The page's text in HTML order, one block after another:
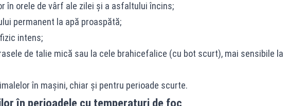
în orele de vârf ale zilei și a asfaltului încins;
permanent la apă proaspătă;
intens;
de talie mică sau la cele brahicefalice (cu bot scurt), mai sensibile la
în mașini, chiar și pentru perioade scurte.
în perioadele cu temperaturi de foc